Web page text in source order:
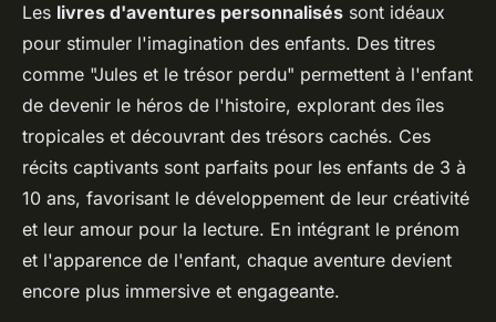
Les livres d'aventures personnalisés sont idéaux
pour stimuler l'imagination des enfants. Des titres
comme "Jules et le trésor perdu" permettent à l'enfant
de devenir le héros de l'histoire, explorant des îles
tropicales et découvrant des trésors cachés. Ces
récits captivants sont parfaits pour les enfants de 3 à
10 ans, favorisant le développement de leur créativité
et leur amour pour la lecture. En intégrant le prénom
et l'apparence de l'enfant, chaque aventure devient
encore plus immersive et engageante.